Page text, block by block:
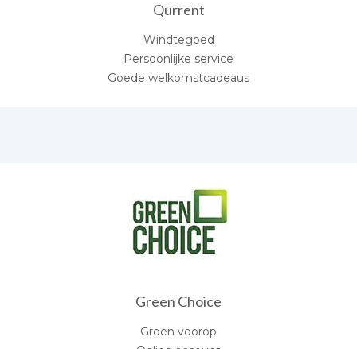
Qurrent
Windtegoed
Persoonlijke service
Goede welkomstcadeaus
Green Choice
Groen voorop